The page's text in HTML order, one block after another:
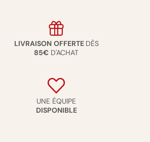
LIVRAISON OFFERTE DÈS
85€ D'ACHAT
UNE ÉQUIPE
DISPONIBLE